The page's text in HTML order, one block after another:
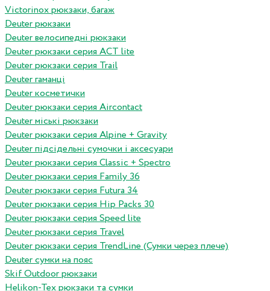
Victorinox рюкзаки, багаж
Deuter рюкзаки
Deuter велосипедні рюкзаки
Deuter рюкзаки серия ACT lite
Deuter рюкзаки серия Trail
Deuter гаманці
Deuter косметички
Deuter рюкзаки серия Aircontact
Deuter міські рюкзаки
Deuter рюкзаки серия Alpine + Gravity
Deuter підсідельні сумочки і аксесуари
Deuter рюкзаки серия Classic + Spectro
Deuter рюкзаки серия Family 36
Deuter рюкзаки серия Futura 34
Deuter рюкзаки серия Hip Packs 30
Deuter рюкзаки серия Speed lite
Deuter рюкзаки серия Travel
Deuter рюкзаки серия TrendLine (Сумки через плече)
Deuter сумки на пояс
Skif Outdoor рюкзаки
Helikon-Tex рюкзаки та сумки